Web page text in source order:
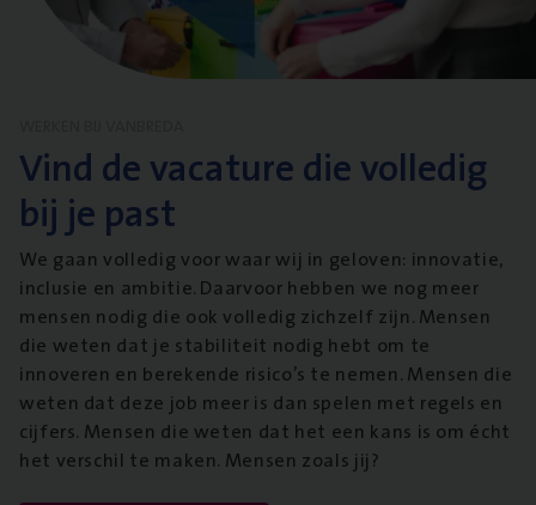
Vind de vacature die volledig
bij je past
We gaan volledig voor waar wij in geloven: innovatie,
inclusie en ambitie. Daarvoor hebben we nog meer
mensen nodig die ook volledig zichzelf zijn. Mensen
die weten dat je stabiliteit nodig hebt om te
innoveren en berekende risico’s te nemen. Mensen die
weten dat deze job meer is dan spelen met regels en
cijfers. Mensen die weten dat het een kans is om écht
het verschil te maken. Mensen zoals jij?